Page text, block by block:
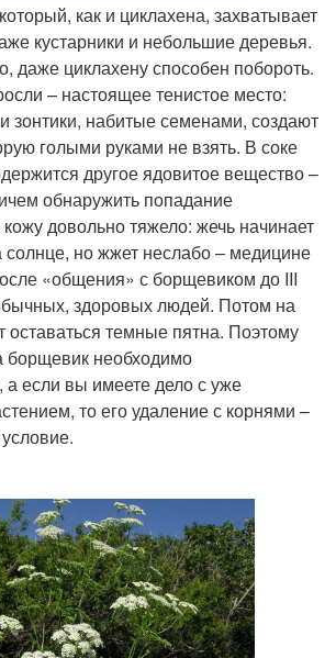
как и циклахена, захватывает
кустарники и небольшие деревья.
даже циклахену способен побороть.
– настоящее тенистое место:
зонтики, набитые семенами, создают
голыми руками не взять. В соке
другое ядовитое вещество –
обнаружить попадание
довольно тяжело: жечь начинает
но жжет неслабо – медицине
«общения» с борщевиком до III
здоровых людей. Потом на
оставаться темные пятна. Поэтому
борщевик необходимо
а если вы имеете дело с уже
то его удаление с корнями –